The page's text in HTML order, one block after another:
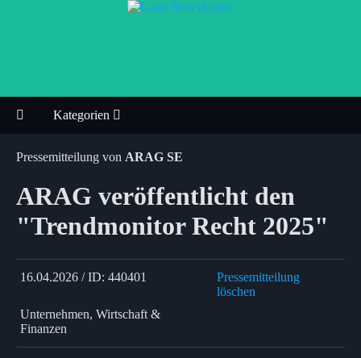
Kategorien
Pressemitteilung von ARAG SE
ARAG veröffentlicht den
"Trendmonitor Recht 2025"
16.04.2026 / ID: 440401
Pressemitteilung
löschen
Unternehmen, Wirtschaft &
Finanzen